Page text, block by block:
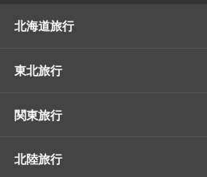
北海道旅行
東北旅行
関東旅行
北陸旅行